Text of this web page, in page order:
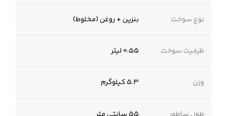
نوع سوخت بنزین + روغن (مخلوط)
ظرفیت سوخت 0.55 لیتر
وزن 5.3 کیلوگرم